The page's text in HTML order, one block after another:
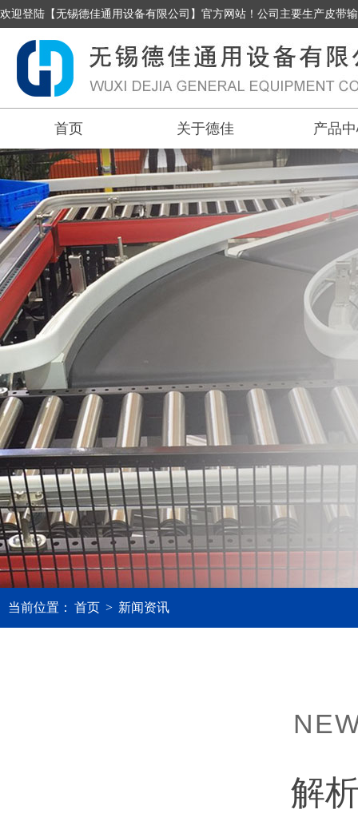
欢迎登陆【无锡德佳通用设备有限公司】官方网站！公司主要生产皮带
首页 关于德佳 产品
当前位置： 首页 > 新闻资讯
解